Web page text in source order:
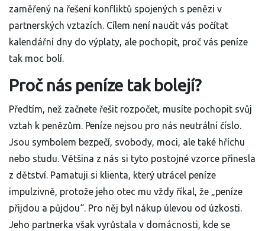
zaměřený na řešení konfliktů spojených s penězi v
partnerských vztazích. Cílem není naučit vás počítat
kalendářní dny do výplaty, ale pochopit, proč vás peníze
tak moc bolí.
Proč nás peníze tak bolejí?
Předtím, než začnete řešit rozpočet, musíte pochopit svůj
vztah k penězům. Peníze nejsou pro nás neutrální číslo.
Jsou symbolem bezpečí, svobody, moci, ale také hříchu
nebo studu. Většina z nás si tyto postojné vzorce přinesla
z dětství. Pamatuji si klienta, který utrácel peníze
impulzivně, protože jeho otec mu vždy říkal, že „peníze
přijdou a půjdou“. Pro něj byl nákup úlevou od úzkosti.
Jeho partnerka však vyrůstala v domácnosti, kde se